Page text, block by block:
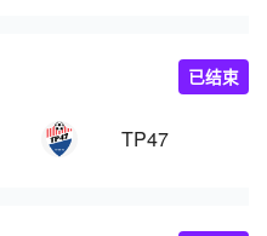
TP47
已结束